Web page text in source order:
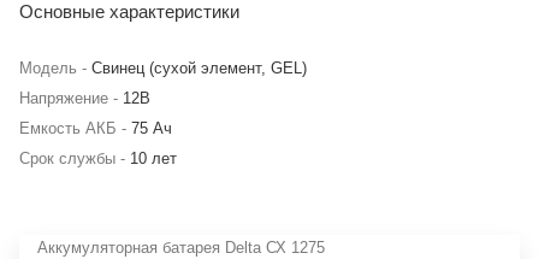
Основные характеристики
Модель - Свинец (сухой элемент, GEL)
Напряжение - 12В
Емкость АКБ - 75 Ач
Срок службы - 10 лет
Аккумуляторная батарея Delta СХ 1275